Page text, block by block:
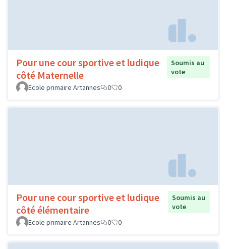
Pour une cour sportive et ludique
côté Maternelle
Soumis au
vote
Ecole primaire Artannes
0 0
Pour une cour sportive et ludique
côté élémentaire
Soumis au
vote
Ecole primaire Artannes
0 0